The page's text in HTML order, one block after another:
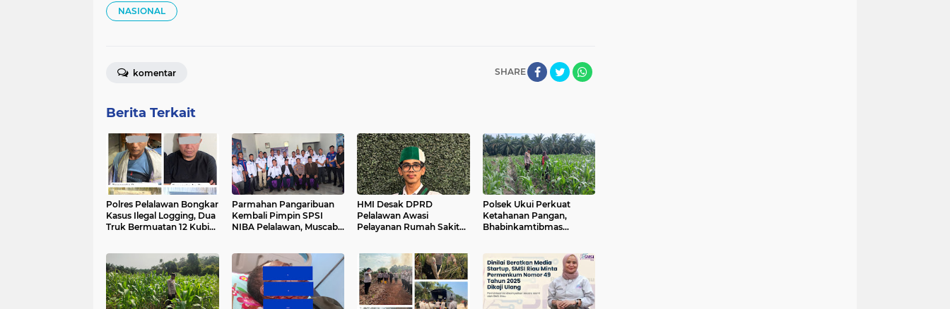
NASIONAL
SHARE
komentar
Berita Terkait
Polres Pelalawan Bongkar
Kasus Ilegal Logging, Dua
Truk Bermuatan 12 Kubik
Parmahan Pangaribuan
Kembali Pimpin SPSI
NIBA Pelalawan, Muscab
HMI Desak DPRD
Pelalawan Awasi
Pelayanan Rumah Sakit
Polsek Ukui Perkuat
Ketahanan Pangan,
Bhabinkamtibmas
Hitam